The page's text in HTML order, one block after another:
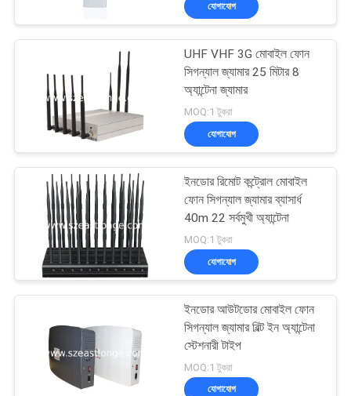
সাইট
ম্যাপ
PRIVACY
POLICY
যোগাযোগ
UHF VHF 3G মোবাইল ফোন
সিগন্যাল জ্যামার 25 মিটার 8
অ্যান্টেনা জ্যামার
MOQ:1 টুকরা
যোগাযোগ
ইনডোর রিমোট কন্ট্রোল মোবাইল
ফোন সিগন্যাল জ্যামার ব্যাসার্ধ
40m 22 সর্বমুখী অ্যান্টেনা
MOQ:1 টুকরা
যোগাযোগ
ইনডোর আউটডোর মোবাইল ফোন
সিগন্যাল জ্যামার বিল্ট ইন অ্যান্টেনা
স্টেশনারী টাইপ
MOQ:1 টুকরা
যোগাযোগ